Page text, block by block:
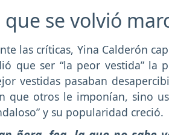
que se volvió
las críticas, Yina Calderón
que ser “la peor vestida” la
vestidas pasaban
que otros le imponían, sino
y su popularidad creció.